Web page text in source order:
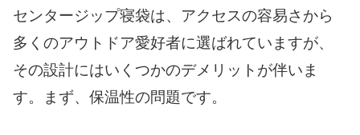
センタージップ寝袋は、アクセスの容易さから
多くのアウトドア愛好者に選ばれていますが、
その設計にはいくつかのデメリットが伴いま
す。まず、保温性の問題です。